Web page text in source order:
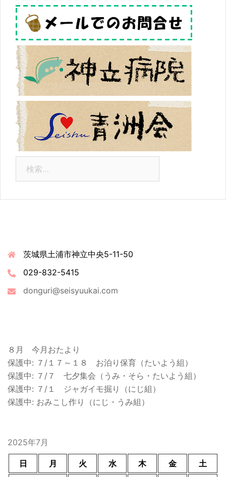
茨城県土浦市神立中央5-11-50
029-832-5415
donguri@seisyuukai.com
８月 今月おたより
保護中: ７/１７～１８ お泊り保育（たいよう組）
保護中: ７/７ 七夕集会（うみ・そら・たいよう組）
保護中: ７/１ ジャガイモ掘り（にじ組）
保護中: おみこし作り（にじ・うみ組）
2025年7月
日 月 火 水 木 金 土